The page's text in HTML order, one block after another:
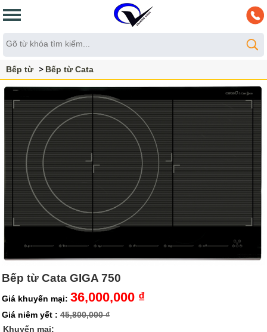
Bếp từ Bếp từ Cata
Bếp từ Cata GIGA 750
Giá khuyến mại: 36,000,000 ₫
Giá niêm yết : 45,800,000 ₫
Khuyến mại: